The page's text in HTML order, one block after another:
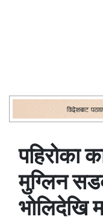
पहिरोका
मुग्लिन
भोलिदेखि